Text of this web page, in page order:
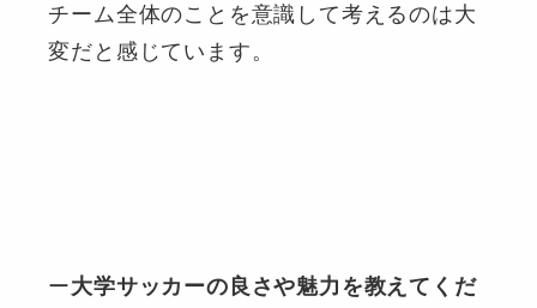
チーム全体のことを意識して考えるのは大
変だと感じています。
ー大学サッカーの良さや魅力を教えてくだ